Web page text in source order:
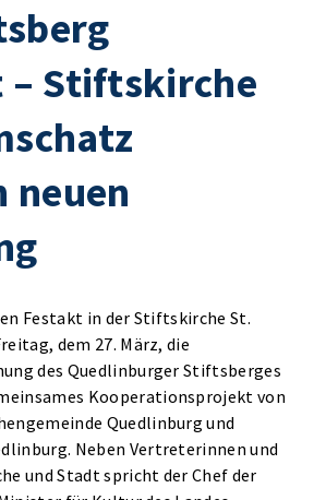
– Stiftskirche
neuen
Festakt in der Stiftskirche St.
dem 27. März, die
des Quedlinburger Stiftsberges
Kooperationsprojekt von
Quedlinburg und
Neben Vertreterinnen und
und Stadt spricht der Chef der